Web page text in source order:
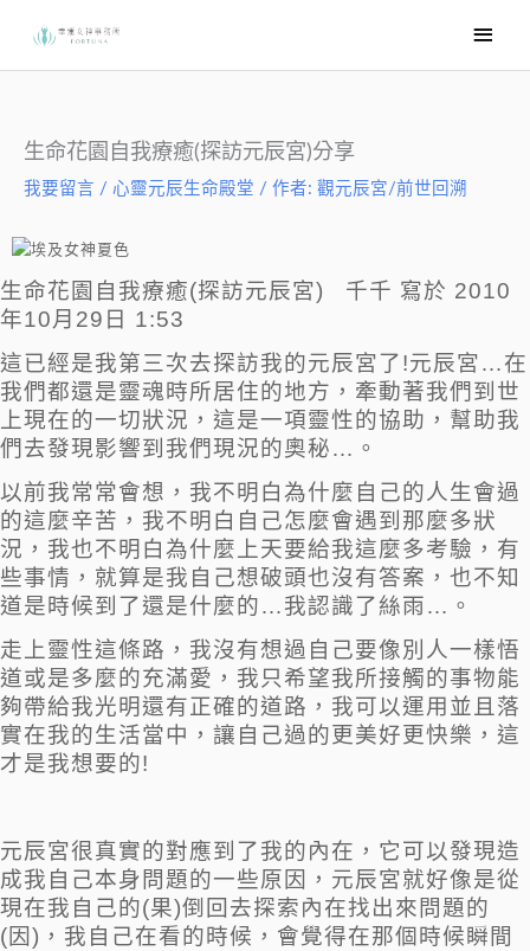
要
生命花園自我療癒(探訪元辰宮)分享
我要留言 / 心靈元辰生命殿堂 / 作者: 觀元辰宮/前世回溯
生命花園自我療癒(探訪元辰宮) 千千 寫於 2010
年10月29日 1:53
這已經是我第三次去探訪我的元辰宮了!元辰宮…在
我們都還是靈魂時所居住的地方，牽動著我們到世
上現在的一切狀況，這是一項靈性的協助，幫助我
們去發現影響到我們現況的奧秘…。
以前我常常會想，我不明白為什麼自己的人生會過
的這麼辛苦，我不明白自己怎麼會遇到那麼多狀
況，我也不明白為什麼上天要給我這麼多考驗，有
些事情，就算是我自己想破頭也沒有答案，也不知
道是時候到了還是什麼的…我認識了絲雨…。
走上靈性這條路，我沒有想過自己要像別人一樣悟
道或是多麼的充滿愛，我只希望我所接觸的事物能
夠帶給我光明還有正確的道路，我可以運用並且落
實在我的生活當中，讓自己過的更美好更快樂，這
才是我想要的!
元辰宮很真實的對應到了我的內在，它可以發現造
成我自己本身問題的一些原因，元辰宮就好像是從
現在我自己的(果)倒回去探索內在找出來問題的
(因)，我自己在看的時候，會覺得在那個時候瞬間